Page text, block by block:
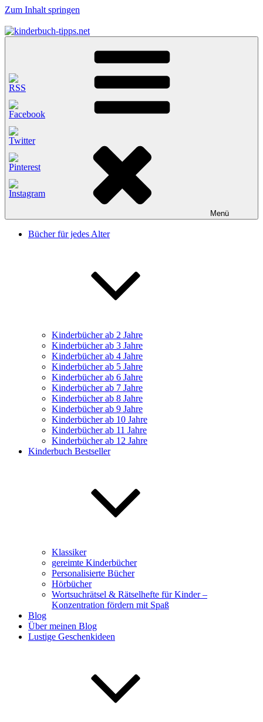
Zum Inhalt springen
Empfehlungen und Tipps rund um das Thema Kinderbücher und
Menü
Bücher für jedes Alter
Kinderbücher ab 2 Jahre
Kinderbücher ab 3 Jahre
Kinderbücher ab 4 Jahre
Kinderbücher ab 5 Jahre
Kinderbücher ab 6 Jahre
Kinderbücher ab 7 Jahre
Kinderbücher ab 8 Jahre
Kinderbücher ab 9 Jahre
Kinderbücher ab 10 Jahre
Kinderbücher ab 11 Jahre
Kinderbücher ab 12 Jahre
Kinderbuch Bestseller
Klassiker
gereimte Kinderbücher
Personalisierte Bücher
Hörbücher
Wortsuchrätsel & Rätselhefte für Kinder –
Konzentration fördern mit Spaß
Blog
Über meinen Blog
Lustige Geschenkideen